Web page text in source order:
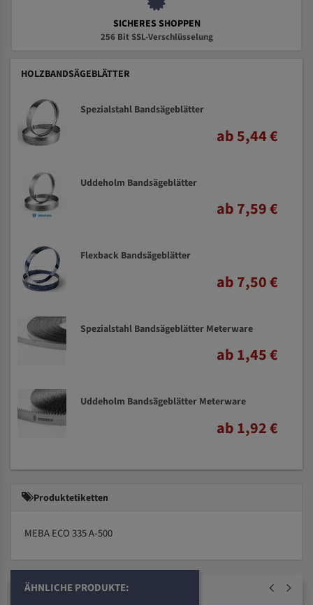
SICHERES SHOPPEN
256 Bit SSL-Verschlüsselung
HOLZBANDSÄGEBLÄTTER
Spezialstahl Bandsägeblätter
ab 5,44 €
Uddeholm Bandsägeblätter
ab 7,59 €
Flexback Bandsägeblätter
ab 7,50 €
Spezialstahl Bandsägeblätter Meterware
ab 1,45 €
Uddeholm Bandsägeblätter Meterware
ab 1,92 €
Produktetiketten
MEBA ECO 335 A-500
ÄHNLICHE PRODUKTE: